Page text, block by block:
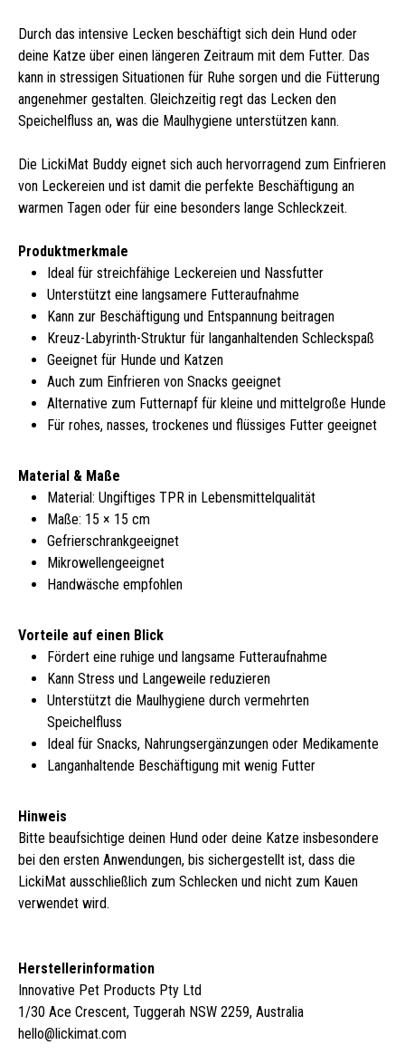
Durch das intensive Lecken beschäftigt sich dein Hund oder
deine Katze über einen längeren Zeitraum mit dem Futter. Das
kann in stressigen Situationen für Ruhe sorgen und die Fütterung
angenehmer gestalten. Gleichzeitig regt das Lecken den
Speichelfluss an, was die Maulhygiene unterstützen kann.
Die LickiMat Buddy eignet sich auch hervorragend zum Einfrieren
von Leckereien und ist damit die perfekte Beschäftigung an
warmen Tagen oder für eine besonders lange Schleckzeit.
Produktmerkmale
Ideal für streichfähige Leckereien und Nassfutter
Unterstützt eine langsamere Futteraufnahme
Kann zur Beschäftigung und Entspannung beitragen
Kreuz-Labyrinth-Struktur für langanhaltenden Schleckspaß
Geeignet für Hunde und Katzen
Auch zum Einfrieren von Snacks geeignet
Alternative zum Futternapf für kleine und mittelgroße Hunde
Für rohes, nasses, trockenes und flüssiges Futter geeignet
Material & Maße
Material: Ungiftiges TPR in Lebensmittelqualität
Maße: 15 × 15 cm
Gefrierschrankgeeignet
Mikrowellengeeignet
Handwäsche empfohlen
Vorteile auf einen Blick
Fördert eine ruhige und langsame Futteraufnahme
Kann Stress und Langeweile reduzieren
Unterstützt die Maulhygiene durch vermehrten
Speichelfluss
Ideal für Snacks, Nahrungsergänzungen oder Medikamente
Langanhaltende Beschäftigung mit wenig Futter
Hinweis
Bitte beaufsichtige deinen Hund oder deine Katze insbesondere
bei den ersten Anwendungen, bis sichergestellt ist, dass die
LickiMat ausschließlich zum Schlecken und nicht zum Kauen
verwendet wird.
Herstellerinformation
Innovative Pet Products Pty Ltd
1/30 Ace Crescent, Tuggerah NSW 2259, Australia
hello@lickimat.com